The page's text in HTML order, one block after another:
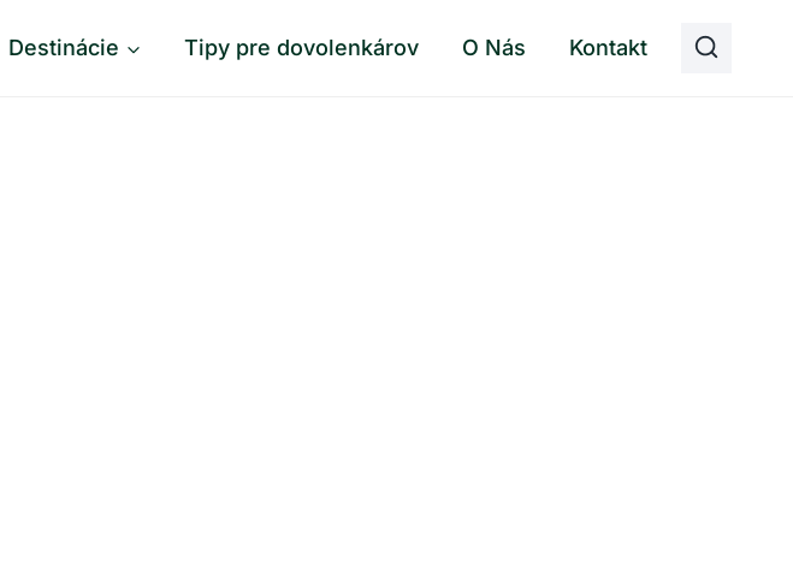
Destinácie Tipy pre dovolenkárov O Nás Kontakt